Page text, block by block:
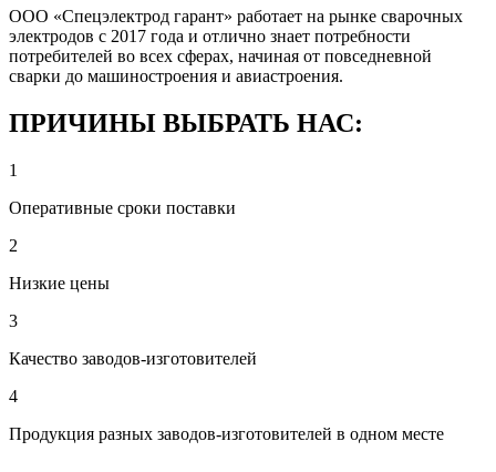
ООО «Спецэлектрод гарант» работает на рынке сварочных
электродов с 2017 года и отлично знает потребности
потребителей во всех сферах, начиная от повседневной
сварки до машиностроения и авиастроения.
ПРИЧИНЫ ВЫБРАТЬ НАС:
1
Оперативные сроки поставки
2
Низкие цены
3
Качество заводов-изготовителей
4
Продукция разных заводов-изготовителей в одном месте